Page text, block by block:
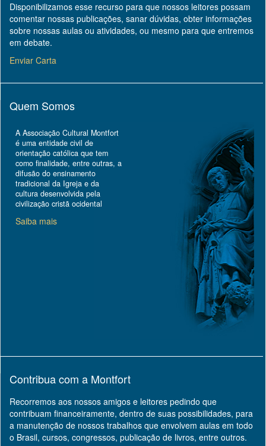
Disponibilizamos esse recurso para que nossos leitores possam
comentar nossas publicações, sanar dúvidas, obter informações
sobre nossas aulas ou atividades, ou mesmo para que entremos
em debate.
Enviar Carta
Quem Somos
A Associação Cultural Montfort
é uma entidade civil de
orientação católica que tem
como finalidade, entre outras, a
difusão do ensinamento
tradicional da Igreja e da
cultura desenvolvida pela
civilização cristã ocidental
Saiba mais
Contribua com a Montfort
Recorremos aos nossos amigos e leitores pedindo que
contribuam financeiramente, dentro de suas possibilidades, para
a manutenção de nossos trabalhos que envolvem aulas em todo
o Brasil, cursos, congressos, publicação de livros, entre outros.